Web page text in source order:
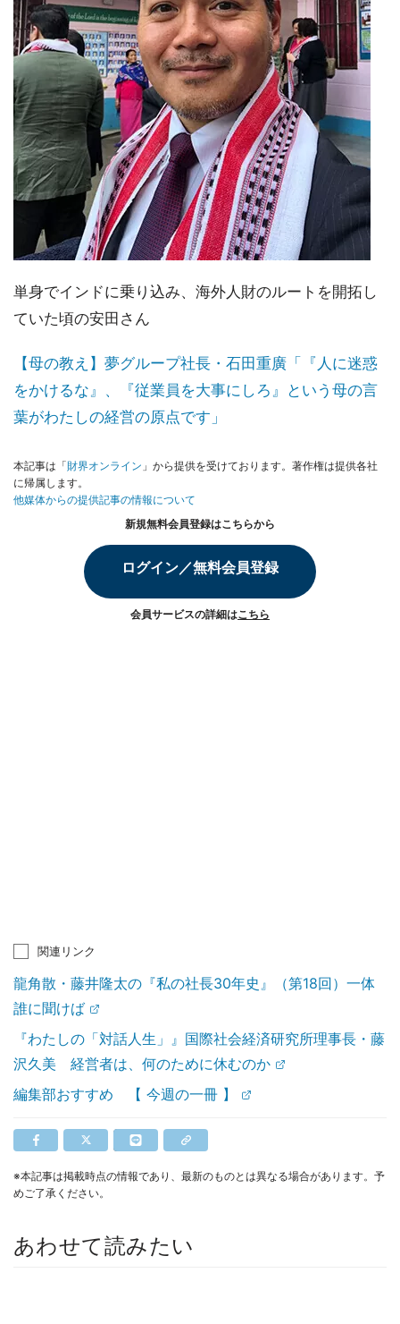
単身でインドに乗り込み、海外人財のルートを開拓し
ていた頃の安田さん
【母の教え】夢グループ社長・石田重廣「『人に迷惑
をかけるな』、『従業員を大事にしろ』という母の言
葉がわたしの経営の原点です」
本記事は「財界オンライン 」から提供を受けております。著作権は提供各社
に帰属します。
他媒体からの提供記事の情報について
新規無料会員登録はこちらから
ログイン／無料会員登録
会員サービスの詳細はこちら
関連リンク
龍角散・藤井隆太の『私の社長30年史』（第18回）一体
誰に聞けば
『わたしの「対話人生」』国際社会経済研究所理事長・藤
沢久美 経営者は、何のために休むのか
編集部おすすめ 【 今週の一冊 】
※本記事は掲載時点の情報であり、最新のものとは異なる場合があります。予
めご了承ください。
あわせて読みたい